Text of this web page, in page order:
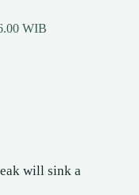
WIB
will sink a